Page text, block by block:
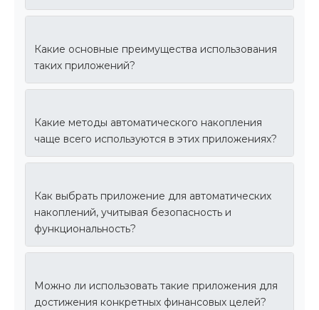
Какие основные преимущества использования
таких приложений?
Какие методы автоматического накопления
чаще всего используются в этих приложениях?
Как выбрать приложение для автоматических
накоплений, учитывая безопасность и
функциональность?
Можно ли использовать такие приложения для
достижения конкретных финансовых целей?